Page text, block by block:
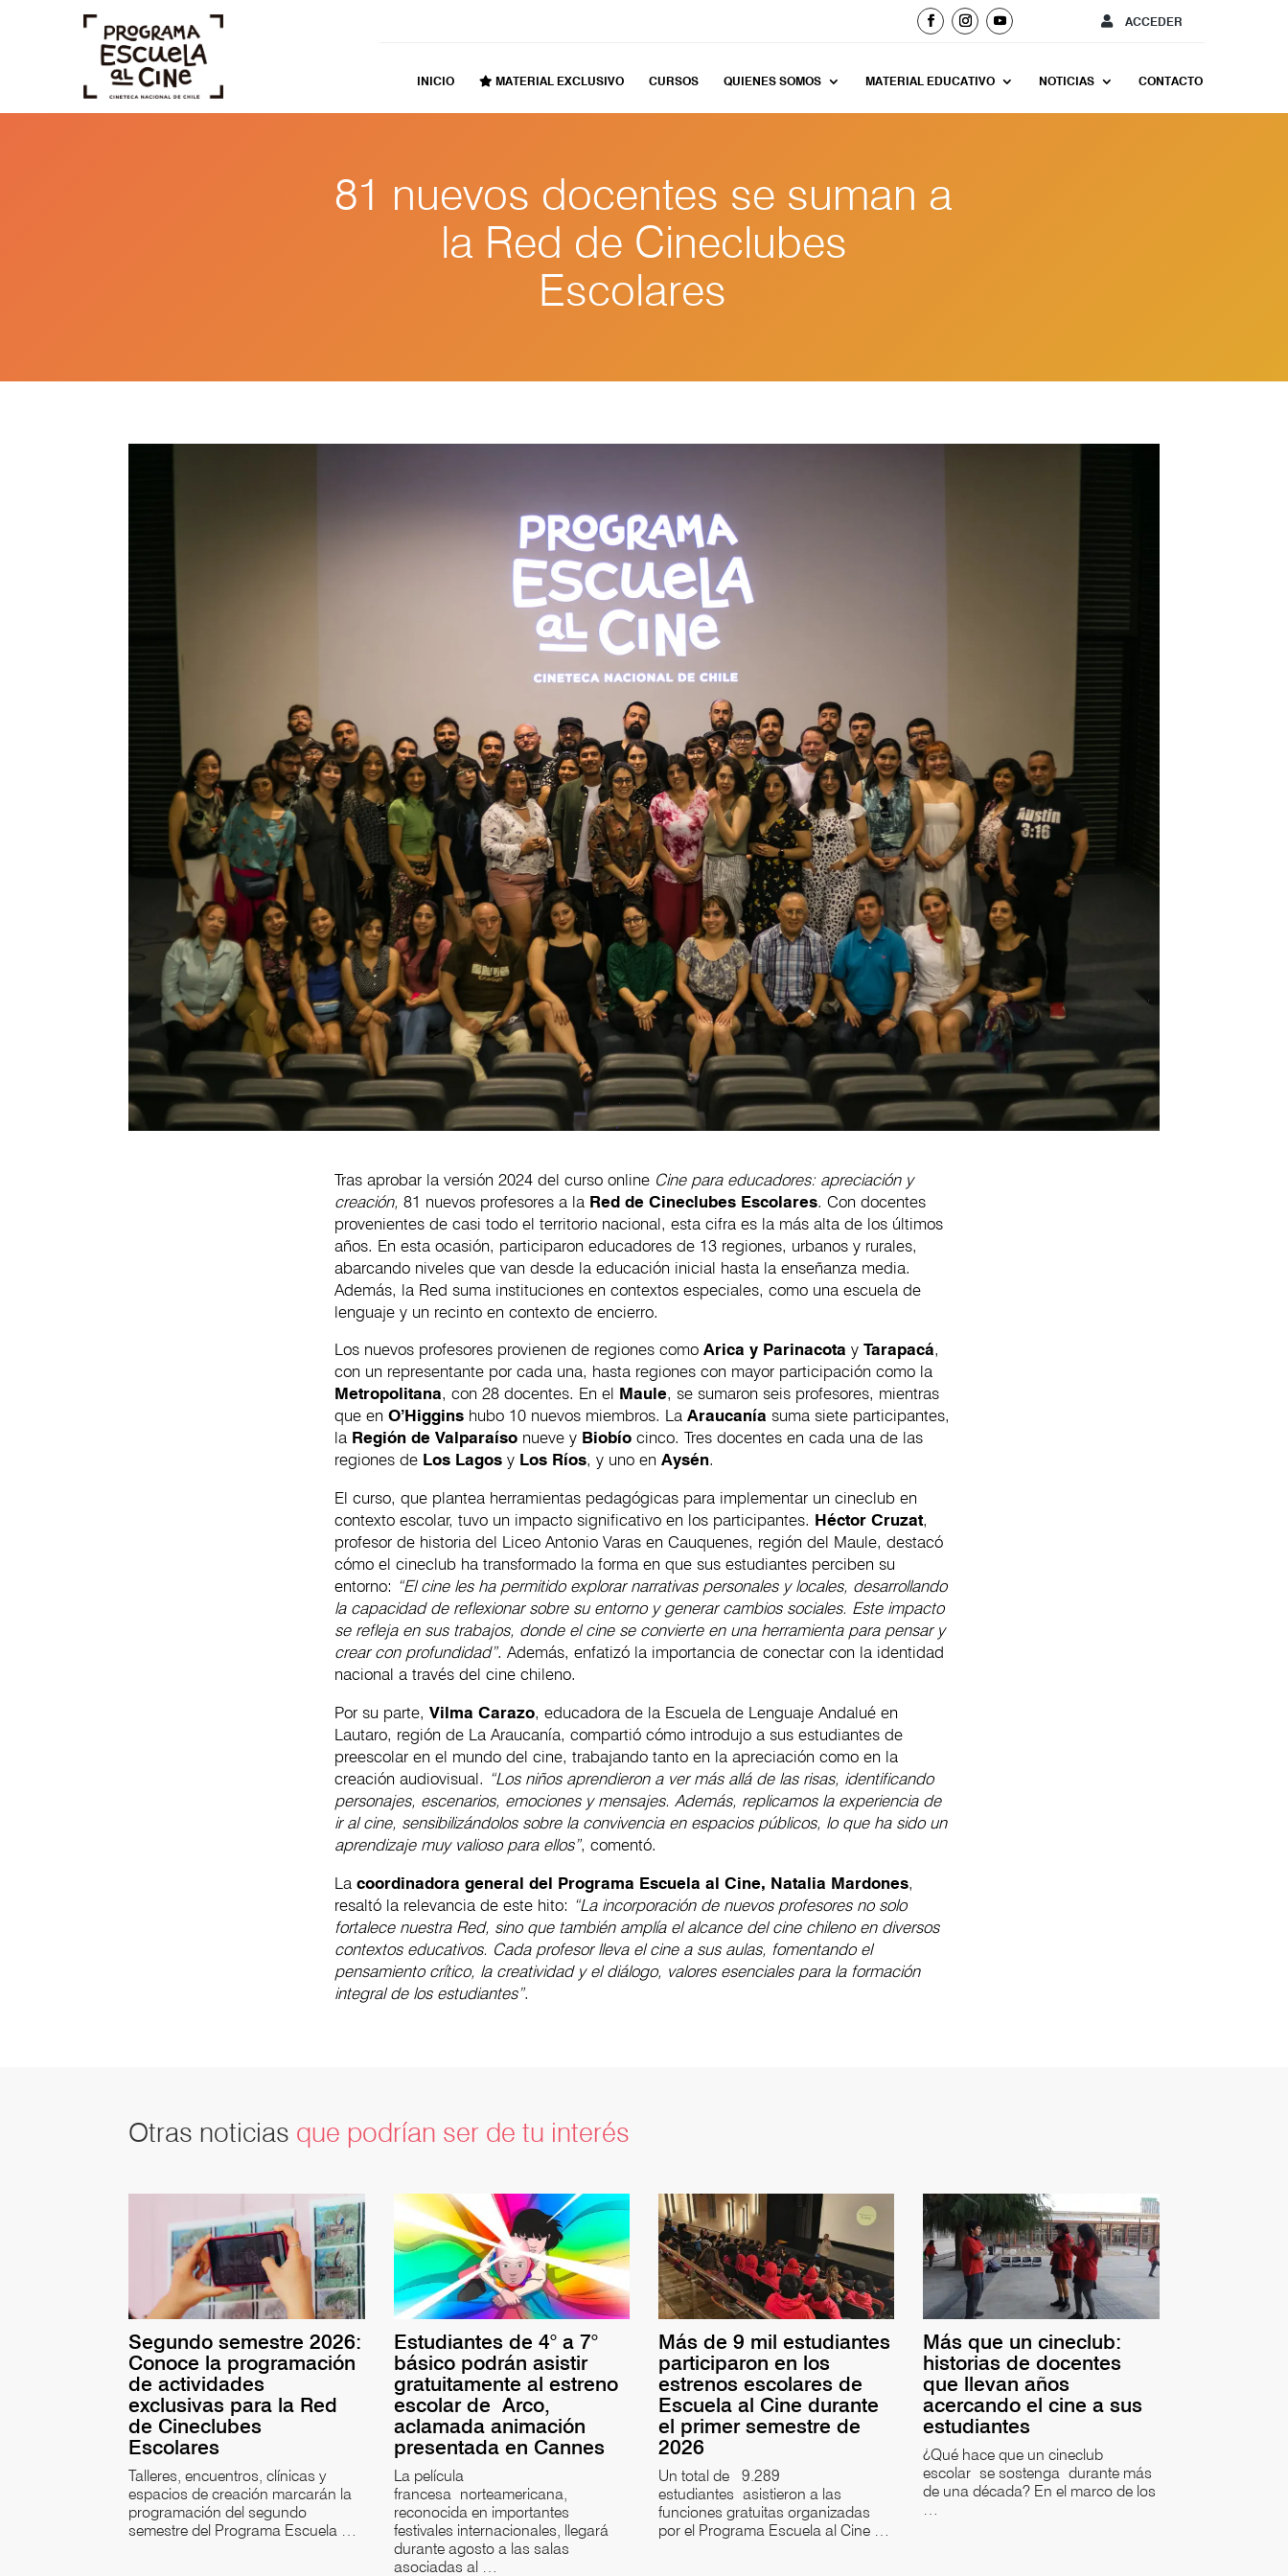
ACCEDER
INICIO MATERIAL EXCLUSIVO CURSOS QUIENES SOMOS MATERIAL EDUCATIVO NOTICIAS CONTACTO
81 nuevos docentes se suman a
la Red de Cineclubes
Escolares
Tras aprobar la versión 2024 del curso online Cine para educadores: apreciación y
creación,81 nuevos profesores a la Red de Cineclubes Escolares. Con docentes
provenientes de casi todo el territorio nacional, esta cifra es la más alta de los últimos
años. En esta ocasión, participaron educadores de 13 regiones, urbanos y rurales,
abarcando niveles que van desde la educación inicial hasta la enseñanza media.
Además, la Red suma instituciones en contextos especiales, como una escuela de
lenguaje y un recinto en contexto de encierro.
Los nuevos profesores provienen de regiones comoArica y Parinacota yTarapacá,
con un representante por cada una, hasta regiones con mayor participación como la
Metropolitana, con 28 docentes. En el Maule, se sumaron seis profesores, mientras
que enO’Higgins hubo 10 nuevos miembros. LaAraucanía suma siete participantes,
la Región de Valparaíso nueve y Biobío cinco. Tres docentes en cada una de las
regiones de Los Lagos y Los Ríos, y uno enAysén.
El curso, que plantea herramientas pedagógicas para implementar un cineclub en
contexto escolar, tuvo un impacto significativo en los participantes. Héctor Cruzat,
profesor de historia del Liceo Antonio Varas en Cauquenes, región del Maule, destacó
cómo el cineclub ha transformado la forma en que sus estudiantes perciben su
entorno: “El cine les ha permitido explorar narrativas personales y locales, desarrollando
la capacidad de reflexionar sobre su entorno y generar cambios sociales. Este impacto
se refleja en sus trabajos, donde el cine se convierte en una herramienta para pensar y
crear con profundidad”. Además, enfatizó la importancia de conectar con la identidad
nacional a través del cine chileno.
Por su parte,Vilma Carazo, educadora de la Escuela de Lenguaje Andalué en
Lautaro, región de La Araucanía, compartió cómo introdujo a sus estudiantes de
preescolar en el mundo del cine, trabajando tanto en la apreciación como en la
creación audiovisual. “Los niños aprendieron a ver más allá de las risas, identificando
personajes, escenarios, emociones y mensajes. Además, replicamos la experiencia de
ir al cine, sensibilizándolos sobre la convivencia en espacios públicos, lo que ha sido un
aprendizaje muy valioso para ellos”, comentó.
Lacoordinadora general del Programa Escuela al Cine, Natalia Mardones,
resaltó la relevancia de este hito: “La incorporación de nuevos profesores no solo
fortalece nuestra Red, sino que también amplía el alcance del cine chileno en diversos
contextos educativos. Cada profesor lleva el cine a sus aulas, fomentando el
pensamiento crítico, la creatividad y el diálogo, valores esenciales para la formación
integral de los estudiantes”.
Otras noticias que podrían ser de tu interés
Segundo semestre 2026:
Conoce la programación
de actividades
exclusivas para la Red
de Cineclubes
Escolares
Talleres, encuentros, clínicas y
espacios de creación marcarán la
programación del segundo
semestre del Programa Escuela …
Estudiantes de 4° a 7°
básico podrán asistir
gratuitamente al estreno
escolar de Arco,
aclamada animación
presentada en Cannes
La película
francesa norteamericana,
reconocida en importantes
festivales internacionales, llegará
durante agosto a las salas
asociadas al …
Más de 9 mil estudiantes
participaron en los
estrenos escolares de
Escuela al Cine durante
el primer semestre de
2026
Un total de 9.289
estudiantes asistieron a las
funciones gratuitas organizadas
por el Programa Escuela al Cine …
Más que un cineclub:
historias de docentes
que llevan años
acercando el cine a sus
estudiantes
¿Qué hace que un cineclub
escolar se sostenga durante más
de una década? En el marco de los
…